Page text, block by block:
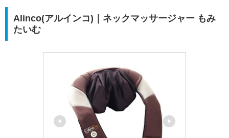
Alinco(アルインコ)｜ネックマッサージャー もみ
たいむ